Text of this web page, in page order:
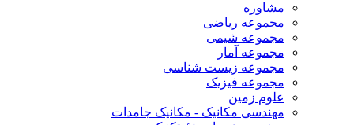
مشاوره
مجموعه ریاضی
مجموعه شیمی
مجموعه آمار
مجموعه زیست شناسی
مجموعه فیزیک
علوم زمین
مهندسی مکانیک - مکانیک جامدات